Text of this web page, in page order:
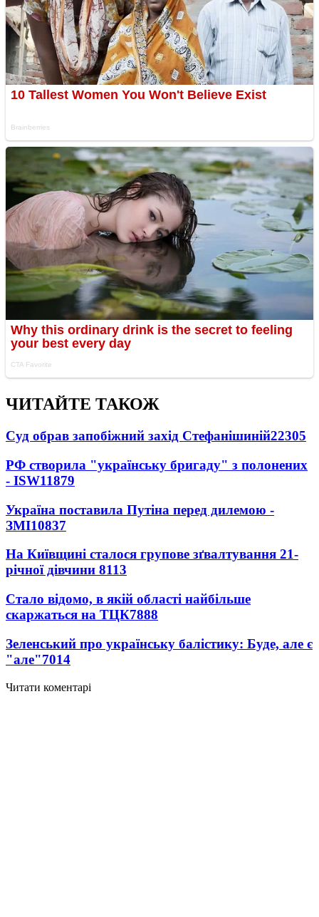
ЧИТАЙТЕ ТАКОЖ
Суд обрав запобіжний захід Стефанішиній22305
РФ створила "українську бригаду" з полонених
- ISW11879
Україна поставила Путіна перед дилемою -
ЗМІ10837
На Київщині сталося групове зґвалтування 21-
річної дівчини 8113
Стало відомо, в якій області найбільше
скаржаться на ТЦК7888
Зеленський про українську балістику: Буде, але є
"але"7014
Читати коментарі